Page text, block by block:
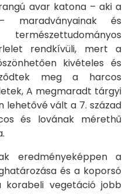
avar katona – aki a
és
rendkívüli, mert a
kivételes és
meg a harcos
A megmaradt tárgyi
lehetővé vált a 7. század
és lovának mérethű
eredményeképpen a
és a koporsó
korabeli vegetáció jobb